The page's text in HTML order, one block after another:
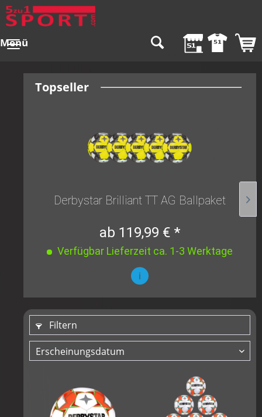
Menü
Topseller
Derbystar Brilliant TT AG Ballpaket
ab 119,99 € *
Verfügbar Lieferzeit ca. 1-3 Werktage
i
Filtern